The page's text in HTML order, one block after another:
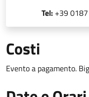
Tel: +39
Costi
Evento a pagamento.